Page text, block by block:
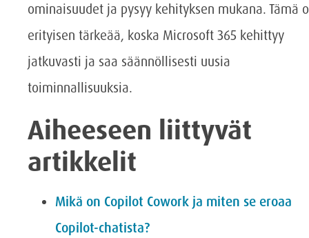
ominaisuudet ja pysyy kehityksen mukana. Tämä
erityisen tärkeää, koska Microsoft 365 kehittyy
jatkuvasti ja saa säännöllisesti uusia
toiminnallisuuksia.
Aiheeseen liittyvät
artikkelit
Mikä on Copilot Cowork ja miten se eroaa
Copilot-chatista?